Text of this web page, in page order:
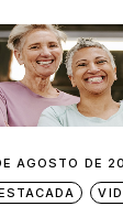
AGOSTO DE